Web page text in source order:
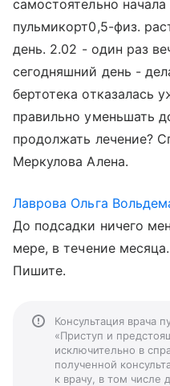
самостоятельно
пульмикорт0,5-физ.
день. 2.02 - один раз
сегодняшний день -
бертотека отказалась
правильно уменьшать
продолжать лечение?
Меркулова Алена.
Лаврова Ольга
До подсадки ничего
мере, в течение
Пишите.
Консультация врача
«Приступ и
исключительно в
полученной
к врачу, в том числе